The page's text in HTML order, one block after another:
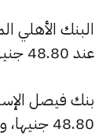
البنك الأهلي
عند 48.80 جنيها، وللبيع عند 48.90 جنيها.
بنك فيصل
48.80 جنيها، وللبيع 48.90 جنيها.